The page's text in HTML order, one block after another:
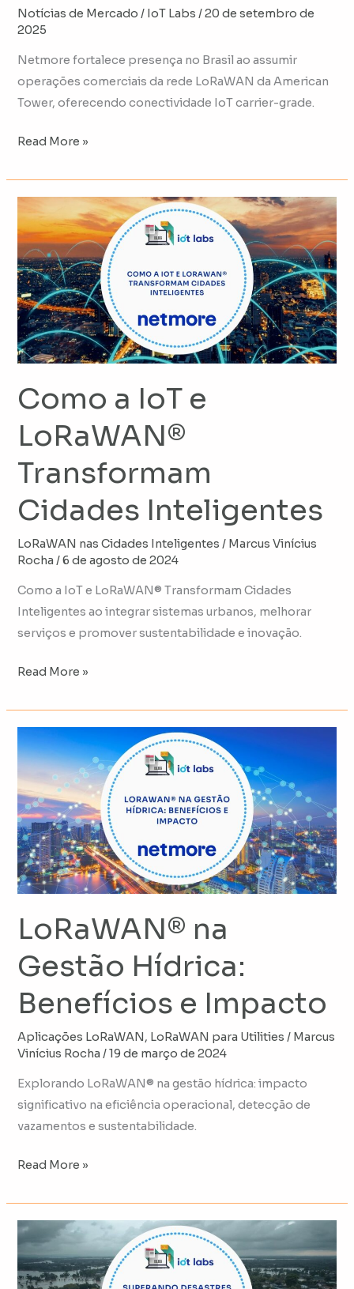
Notícias de Mercado / IoT Labs /20 de setembro de
2025
Netmore fortalece presença no Brasil ao assumir
operações comerciais da rede LoRaWAN da American
Tower, oferecendo conectividade IoT carrier-grade.
Read More »
Como a IoT e
LoRaWAN®
Transformam
Cidades Inteligentes
LoRaWAN nas Cidades Inteligentes / Marcus Vinícius
Rocha /6 de agosto de 2024
Como a IoT e LoRaWAN® Transformam Cidades
Inteligentes ao integrar sistemas urbanos, melhorar
serviços e promover sustentabilidade e inovação.
a
IoT
e
LoRaWAN®
Transformam
Cidades
Inteligentes
Read More »
LoRaWAN® na
Gestão Hídrica:
Benefícios e Impacto
Aplicações LoRaWAN, LoRaWAN para Utilities / Marcus
Vinícius Rocha /19 de março de 2024
Explorando LoRaWAN® na gestão hídrica: impacto
significativo na eficiência operacional, detecção de
vazamentos e sustentabilidade.
LoRaWAN®
na
Gestão
Hídrica:
Benefícios
e
Impacto
Read More »
Superando
desastres
naturais